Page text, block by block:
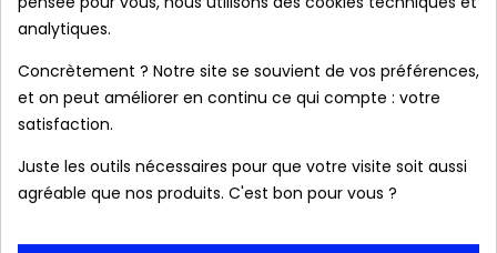
de notre boutique
Détails Du Produit
analytiques.
Concrètement ? Notre site se souvient de vos préférences,
et on peut améliorer en continu ce qui compte : votre
satisfaction.
Juste les outils nécessaires pour que votre visite soit aussi
agréable que nos produits. C'est bon pour vous ?